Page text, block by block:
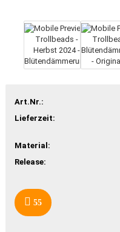
Art.Nr.:
Lieferzeit:
Material:
Release:
55